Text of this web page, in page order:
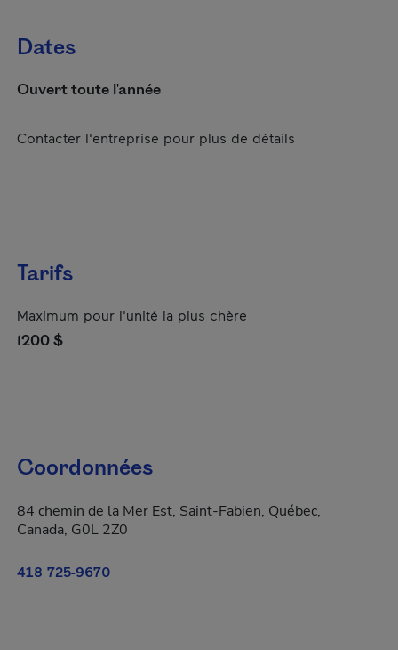
Dates
Ouvert toute l'année
Contacter l'entreprise pour plus de détails
Tarifs
Maximum pour l'unité la plus chère
1200 $
Coordonnées
84 chemin de la Mer Est, Saint-Fabien, Québec,
Canada, G0L 2Z0
418 725-9670